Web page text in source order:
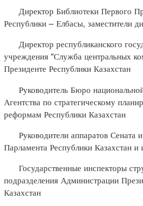
Директор Библиотеки Первого
Республики – Елбасы, заместители
Директор республиканского
учреждения "Служба центральных
Президенте Республики Казахстан
Руководитель Бюро национальной
Агентства по стратегическому
реформам Республики Казахстан
Руководители аппаратов Сената
Парламента Республики Казахстан и
Государственные инспекторы
подразделения Администрации
Казахстан